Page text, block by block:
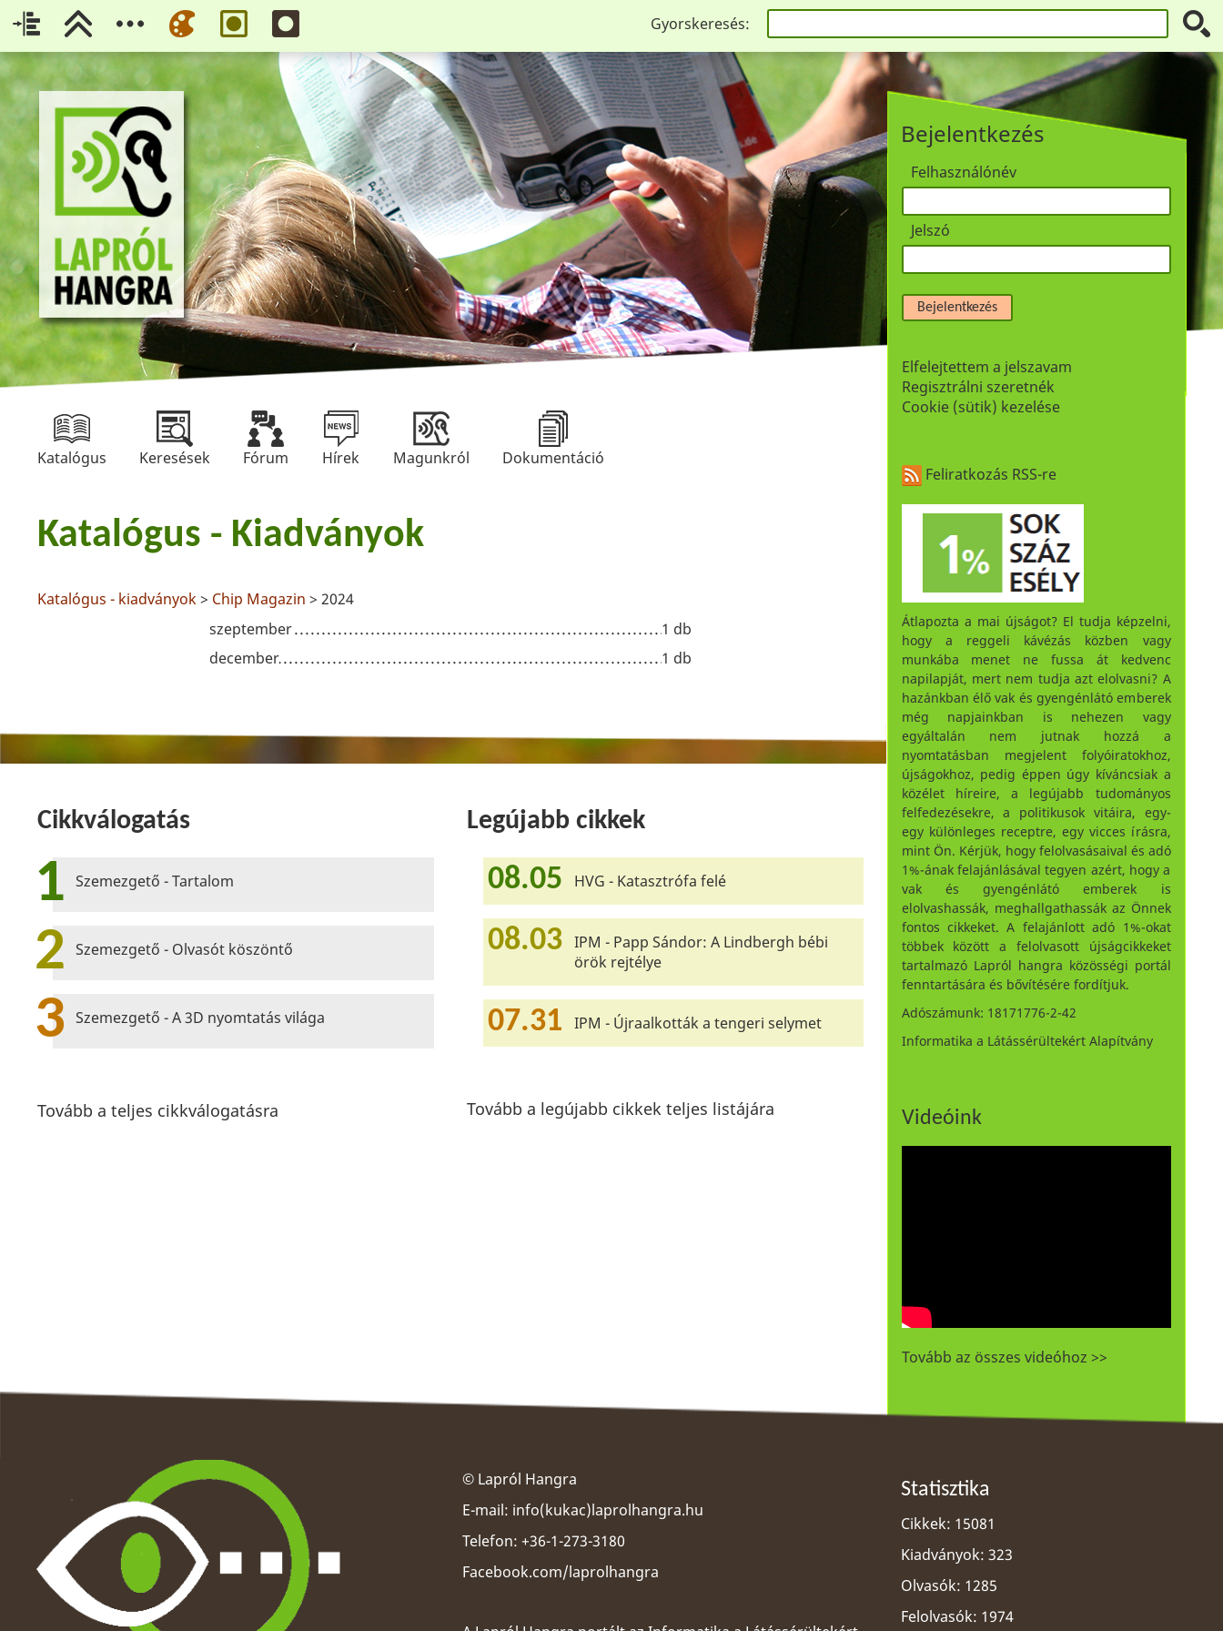
Gyorskeresés:
Bejelentkezés
Felhasználónév
Jelszó
Bejelentkezés
Elfelejtettem a jelszavam
Regisztrálni szeretnék
Cookie (sütik) kezelése
Katalógus Keresések Fórum Hírek Magunkról Dokumentáció
Katalógus - Kiadványok
Katalógus - kiadványok> Chip Magazin > 2024
szeptember
1 db
december
1 db
Cikkválogatás
1 Szemezgető - Tartalom
2 Szemezgető - Olvasót köszöntő
3 Szemezgető - A 3D nyomtatás világa
Tovább a teljes cikkválogatásra
Legújabb cikkek
08.05 HVG - Katasztrófa felé
08.03
IPM - Papp Sándor: A Lindbergh bébi
örök rejtélye
07.31 IPM - Újraalkották a tengeri selymet
Tovább a legújabb cikkek teljes listájára
Feliratkozás RSS-re
Átlapozta a mai újságot? El tudja képzelni,
hogy a reggeli kávézás közben vagy
munkába menet ne fussa át kedvenc
napilapját, mert nem tudja azt elolvasni? A
hazánkban élő vak és gyengénlátó emberek
még napjainkban is nehezen vagy
egyáltalán nem jutnak hozzá a
nyomtatásban megjelent folyóiratokhoz,
újságokhoz, pedig éppen úgy kíváncsiak a
közélet híreire, a legújabb tudományos
felfedezésekre, a politikusok vitáira, egy-
egy különleges receptre, egy vicces írásra,
mint Ön. Kérjük, hogy felolvasásaival és adó
1%-ának felajánlásával tegyen azért, hogy a
vak és gyengénlátó emberek is
elolvashassák, meghallgathassák az Önnek
fontos cikkeket. A felajánlott adó 1%-okat
többek között a felolvasott újságcikkeket
tartalmazó Lapról hangra közösségi portál
fenntartására és bővítésére fordítjuk.
Adószámunk: 18171776-2-42
Informatika a Látássérültekért Alapítvány
Videóink
Tovább az összes videóhoz >>
© Lapról Hangra
E-mail: info(kukac)laprolhangra.hu
Telefon: +36-1-273-3180
Facebook.com/laprolhangra
Statisztika
Cikkek: 15081
Kiadványok: 323
Olvasók: 1285
Felolvasók: 1974